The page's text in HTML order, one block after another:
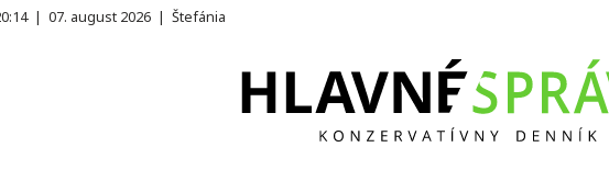
| 07. august 2026 | Štefánia